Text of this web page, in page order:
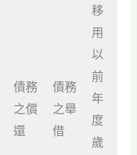
債務
之償
還
債務
之舉
借
移
用
以
前
年
度
歲